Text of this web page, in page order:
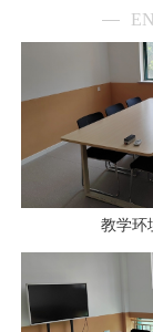
教学环